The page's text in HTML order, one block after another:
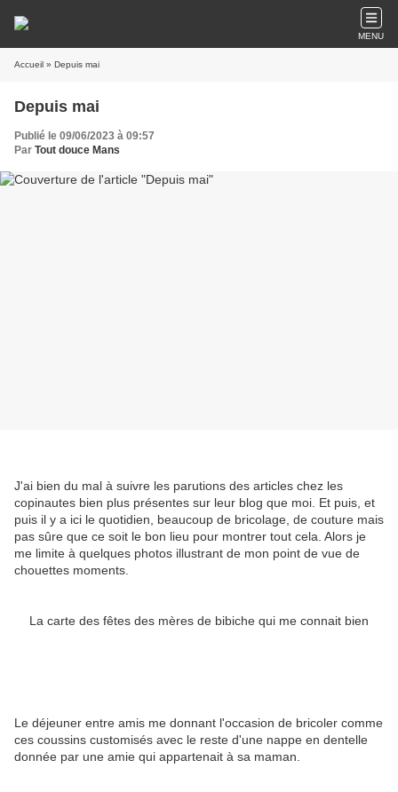
MENU
Accueil » Depuis mai
Depuis mai
Publié le 09/06/2023 à 09:57
Par Tout douce Mans
J'ai bien du mal à suivre les parutions des articles chez les
copinautes bien plus présentes sur leur blog que moi. Et puis, et
puis il y a ici le quotidien, beaucoup de bricolage, de couture mais
pas sûre que ce soit le bon lieu pour montrer tout cela. Alors je
me limite à quelques photos illustrant de mon point de vue de
chouettes moments.
La carte des fêtes des mères de bibiche qui me connait bien
Le déjeuner entre amis me donnant l'occasion de bricoler comme
ces coussins customisés avec le reste d'une nappe en dentelle
donnée par une amie qui appartenait à sa maman.